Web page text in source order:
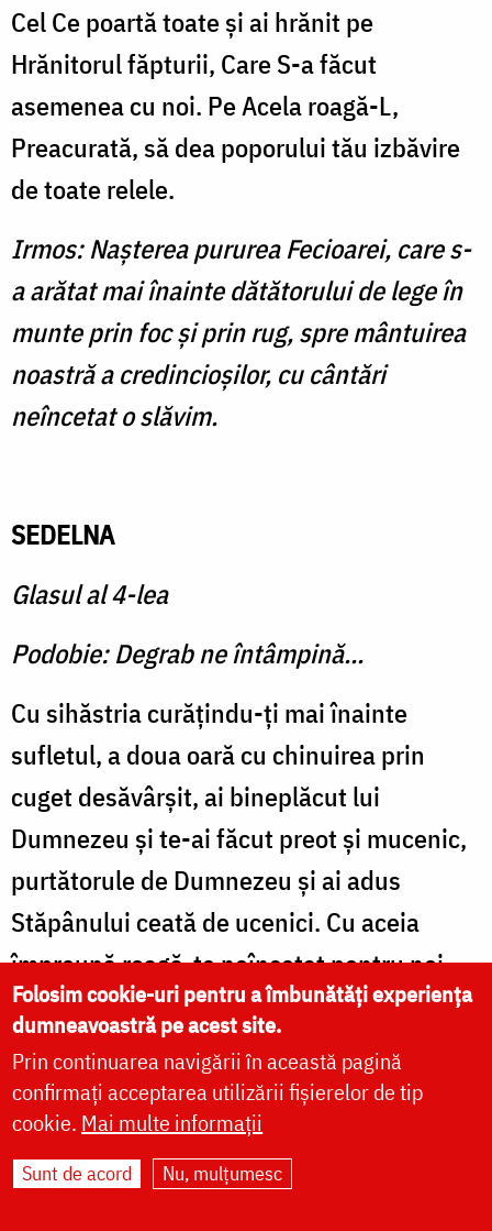
Cel Ce poartă toate şi ai hrănit pe
Hrănitorul făpturii, Care S-a făcut
asemenea cu noi. Pe Acela roagă-L,
Preacurată, să dea poporului tău izbăvire
de toate relele.
Irmos: Naşterea pururea Fecioarei, care s-
a arătat mai înainte dătătorului de lege în
munte prin foc şi prin rug, spre mântuirea
noastră a credincioşilor, cu cântări
neîncetat o slăvim.
SEDELNA
Glasul al 4-lea
Podobie: Degrab ne întâmpină...
Cu sihăstria curăţindu-ţi mai înainte
sufletul, a doua oară cu chinuirea prin
cuget desăvârşit, ai bineplăcut lui
Dumnezeu şi te-ai făcut preot şi mucenic,
purtătorule de Dumnezeu şi ai adus
Stăpânului ceată de ucenici. Cu aceia
împreună roagă-te neîncetat pentru noi,
Mărite Mucenice Atinoghen.
SEDELNA Preasfintei Născătoare de
Dumnezeu
Folosim cookie-uri pentru a îmbunătăți experiența
dumneavoastră pe acest site.
Prin continuarea navigării în această pagină
confirmați acceptarea utilizării fișierelor de tip
cookie. Mai multe informații
Sunt de acord Nu, mulțumesc